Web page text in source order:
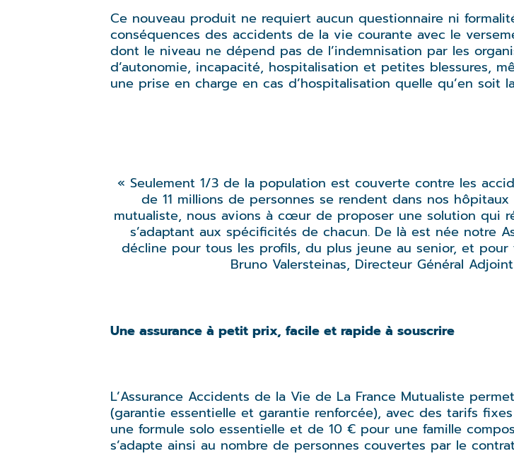
Ce nouveau produit ne requiert aucun questionnaire ni
conséquences des accidents de la vie courante avec le
dont le niveau ne dépend pas de l’indemnisation par les
d’autonomie, incapacité, hospitalisation et petites blessures,
une prise en charge en cas d’hospitalisation quelle qu’en soit
« Seulement 1/3 de la population est couverte contre les
de 11 millions de personnes se rendent dans nos
mutualiste, nous avions à cœur de proposer une solution qui
s’adaptant aux spécificités de chacun. De là est née notre
décline pour tous les profils, du plus jeune au senior, et
Bruno Valersteinas, Directeur Général
Une assurance à petit prix, facile et rapide à souscrire
L’Assurance Accidents de la Vie de La France Mutualiste
(garantie essentielle et garantie renforcée), avec des tarifs
une formule solo essentielle et de 10 € pour une famille
s’adapte ainsi au nombre de personnes couvertes par le